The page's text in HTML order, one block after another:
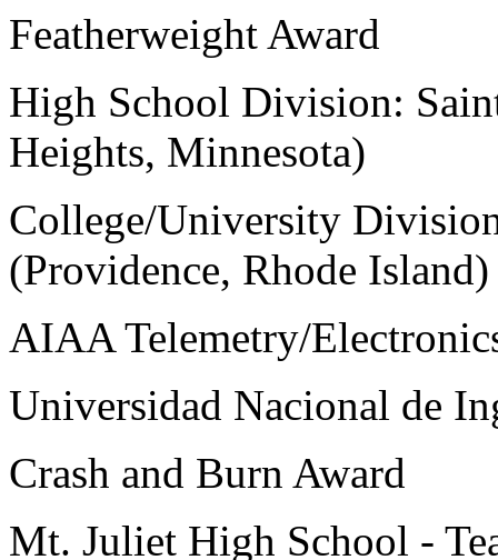
Featherweight Award
High School Division:
Heights, Minnesota)
College/University
(Providence, Rhode Island)
AIAA Telemetry/
Universidad Nacional de
Crash and Burn Award
Mt. Juliet High School -